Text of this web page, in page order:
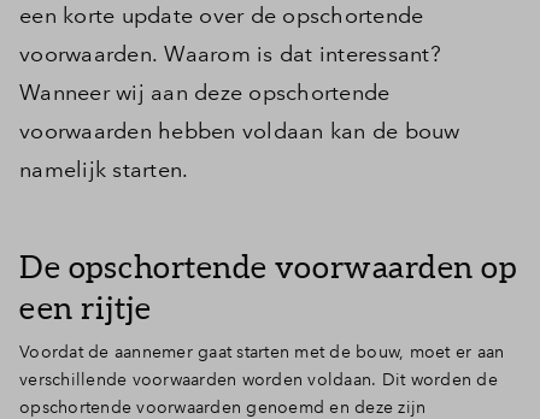
een korte update over de opschortende
voorwaarden. Waarom is dat interessant?
Wanneer wij aan deze opschortende
voorwaarden hebben voldaan kan de bouw
namelijk starten.
De opschortende voorwaarden op
een rijtje
Voordat de aannemer gaat starten met de bouw, moet er aan
verschillende voorwaarden worden voldaan. Dit worden de
opschortende voorwaarden genoemd en deze zijn